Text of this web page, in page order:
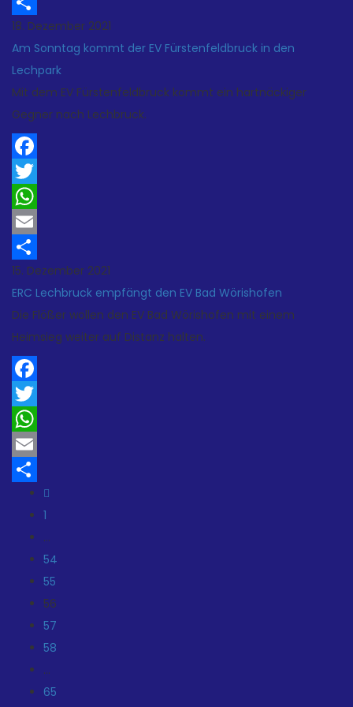
Teilen
18. Dezember 2021
Am Sonntag kommt der EV Fürstenfeldbruck in den
Lechpark
Mit dem EV Fürstenfeldbruck kommt ein hartnäckiger
Gegner nach Lechbruck.
Facebook
Twitter
WhatsApp
Email
Teilen
15. Dezember 2021
ERC Lechbruck empfängt den EV Bad Wörishofen
Die Flößer wollen den EV Bad Wörishofen mit einem
Heimsieg weiter auf Distanz halten.
Facebook
Twitter
WhatsApp
Email
Teilen
1
…
54
55
56
57
58
…
65